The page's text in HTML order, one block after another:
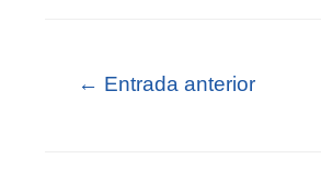
← Entrada anterior